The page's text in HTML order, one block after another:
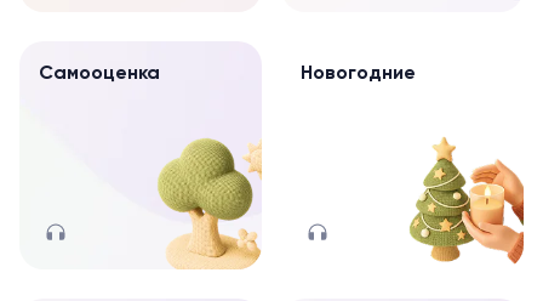
Самооценка Новогодние